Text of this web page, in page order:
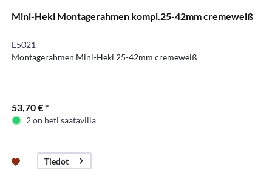
Mini-Heki Montagerahmen kompl.25-42mm cremeweiß
E5021
Montagerahmen Mini-Heki 25-42mm cremeweiß
53,70 € *
2 on heti saatavilla
Tiedot